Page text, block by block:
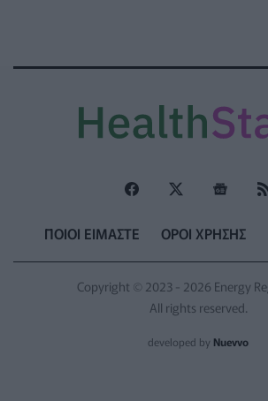
ΠΟΙΟΙ ΕΙΜΑΣΤΕ ΟΡΟΙ ΧΡΗΣΗΣ
Copyright © 2023 - 2026 Energy
All rights reserved.
developed by Nuevvo